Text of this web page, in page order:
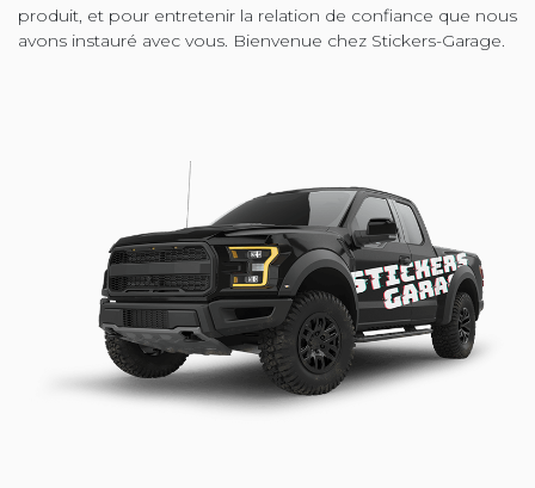
produit, et pour entretenir la relation de confiance que nous
avons instauré avec vous. Bienvenue chez Stickers-Garage.